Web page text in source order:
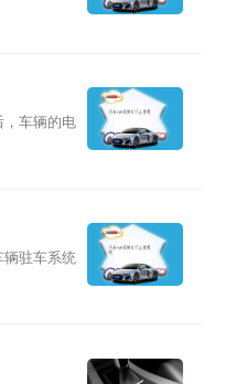
，车辆的电
辆驻车系统